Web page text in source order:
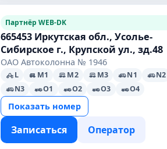
Партнёр WEB-DK
665453 Иркутская обл., Усолье-
Сибирское г., Крупской ул., зд.48
ОАО Автоколонна № 1946
L M1 M2 M3 N1
N2
N3
O1 O2 O3 O4
Показать номер
Записаться Оператор